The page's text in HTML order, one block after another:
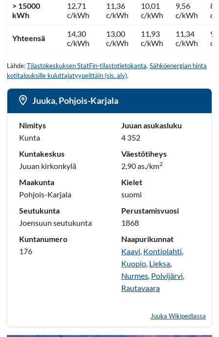
> 15000
kWh
12,71
c/kWh
11,36
c/kWh
10,01
c/kWh
9,56
c/kWh
c/
Yhteensä
14,30
c/kWh
13,00
c/kWh
11,93
c/kWh
11,34
c/kWh
c/
Lähde:Tilastokeskuksen StatFin-tilastotietokanta. Sähköenergian hinta
kotitalouksille kuluttajatyypeittäin (sis. alv).
Juuka, Pohjois-Karjala
Nimitys
Kunta
Kuntakeskus
Juuan kirkonkylä
Maakunta
Pohjois-Karjala
Seutukunta
Joensuun seutukunta
Kuntanumero
176
Juuan asukasluku
4 352
Väestötiheys
2,90 as./km2
Kielet
suomi
Perustamisvuosi
1868
Naapurikunnat
Kaavi Kontiolahti
Kuopio Lieksa
Nurmes Polvijärvi
Rautavaara
Juuka Wikipediassa